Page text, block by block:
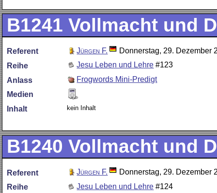
B1241 Vollmacht und
Referent Jürgen F.
Donnerstag, 29. Dezember
Reihe
Jesu Leben und Lehre #123
Anlass
Frogwords Mini-Predigt
Medien
Inhalt
kein Inhalt
B1240 Vollmacht und
Referent Jürgen F.
Donnerstag, 29. Dezember
Reihe
Jesu Leben und Lehre #124